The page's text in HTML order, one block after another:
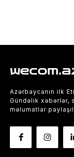
Azərbaycanın ilk
Gündəlik xəbərlər,
məlumatlar